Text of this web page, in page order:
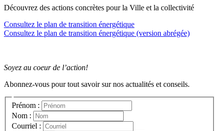
Découvrez des actions concrètes pour la Ville et la collectivité
Consultez le plan de transition énergétique
Consultez le plan de transition énergétique (version abrégée)
Soyez au coeur de l’action!
Abonnez-vous pour tout savoir sur nos actualités et conseils.
Prénom :
Nom :
Courriel :